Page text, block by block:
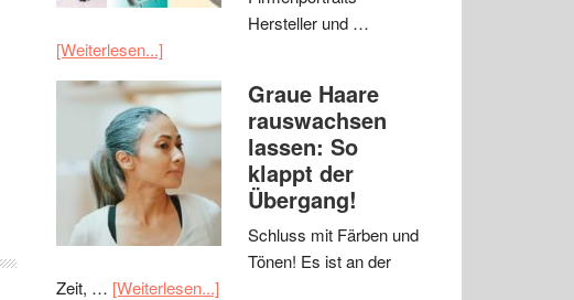
Hersteller und …
[Weiterlesen...]
Graue Haare
rauswachsen
lassen: So
klappt der
Übergang!
Schluss mit Färben und
Tönen! Es ist an der
Zeit, … [Weiterlesen...]